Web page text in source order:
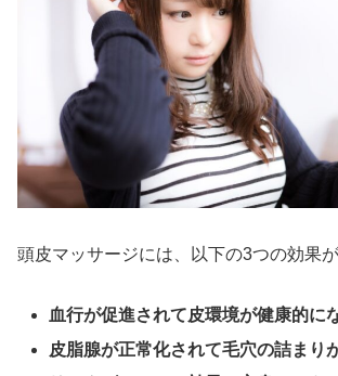
頭皮マッサージには 、以下の3つの効果
血行が促進されて皮環境が健康的に
皮脂腺が正常化されて毛穴の詰まり